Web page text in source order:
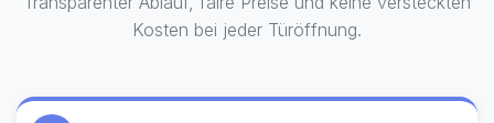
Kosten bei jeder Türöffnung.